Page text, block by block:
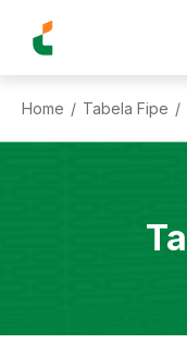
Home / Tabela Fipe /